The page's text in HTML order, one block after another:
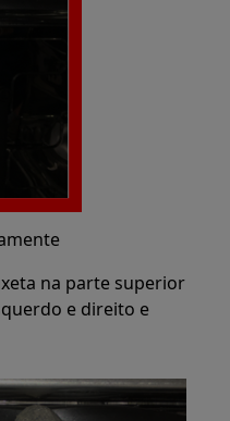
na parte superior
e direito e